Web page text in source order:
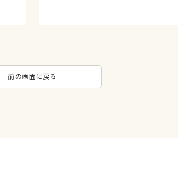
前の画面に戻る